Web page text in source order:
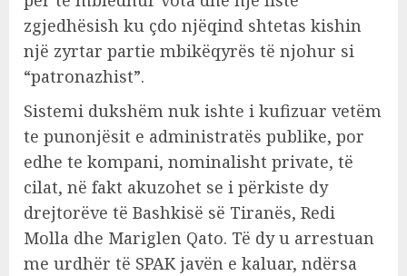
zgjedhësish ku çdo njëqind shtetas kishin
një zyrtar partie mbikëqyrës të njohur si
“patronazhist”.
Sistemi dukshëm nuk ishte i kufizuar vetëm
te punonjësit e administratës publike, por
edhe te kompani, nominalisht private, të
cilat, në fakt akuzohet se i përkiste dy
drejtorëve të Bashkisë së Tiranës, Redi
Molla dhe Mariglen Qato. Të dy u arrestuan
me urdhër të SPAK javën e kaluar, ndërsa